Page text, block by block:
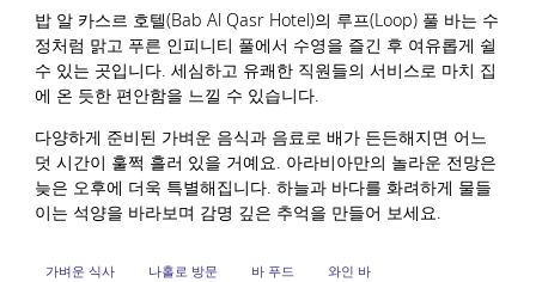
밥 알 카스르 호텔(Bab Al Qasr Hotel)의 루프(Loop) 풀 바는 수
정처럼 맑고 푸른 인피니티 풀에서 수영을 즐긴 후 여유롭게 쉴
수 있는 곳입니다. 세심하고 유쾌한 직원들의 서비스로 마치 집
에 온 듯한 편안함을 느낄 수 있습니다.
다양하게 준비된 가벼운 음식과 음료로 배가 든든해지면 어느
덧 시간이 훌쩍 흘러 있을 거예요. 아라비아만의 놀라운 전망은
늦은 오후에 더욱 특별해집니다. 하늘과 바다를 화려하게 물들
이는 석양을 바라보며 감명 깊은 추억을 만들어 보세요.
가벼운 식사 나홀로 방문 바 푸드 와인 바